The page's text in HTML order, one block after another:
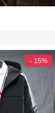
- 15%